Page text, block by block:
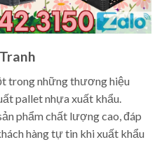
trong những thương hiệu
pallet nhựa xuất khẩu.
phẩm chất lượng cao, đáp
hàng tự tin khi xuất khẩu